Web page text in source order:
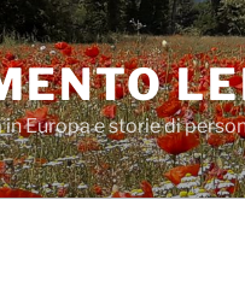
Europa e storie di